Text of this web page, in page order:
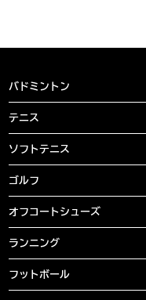
バドミントン
テニス
ソフトテニス
ゴルフ
オフコートシューズ
ランニング
フットボール